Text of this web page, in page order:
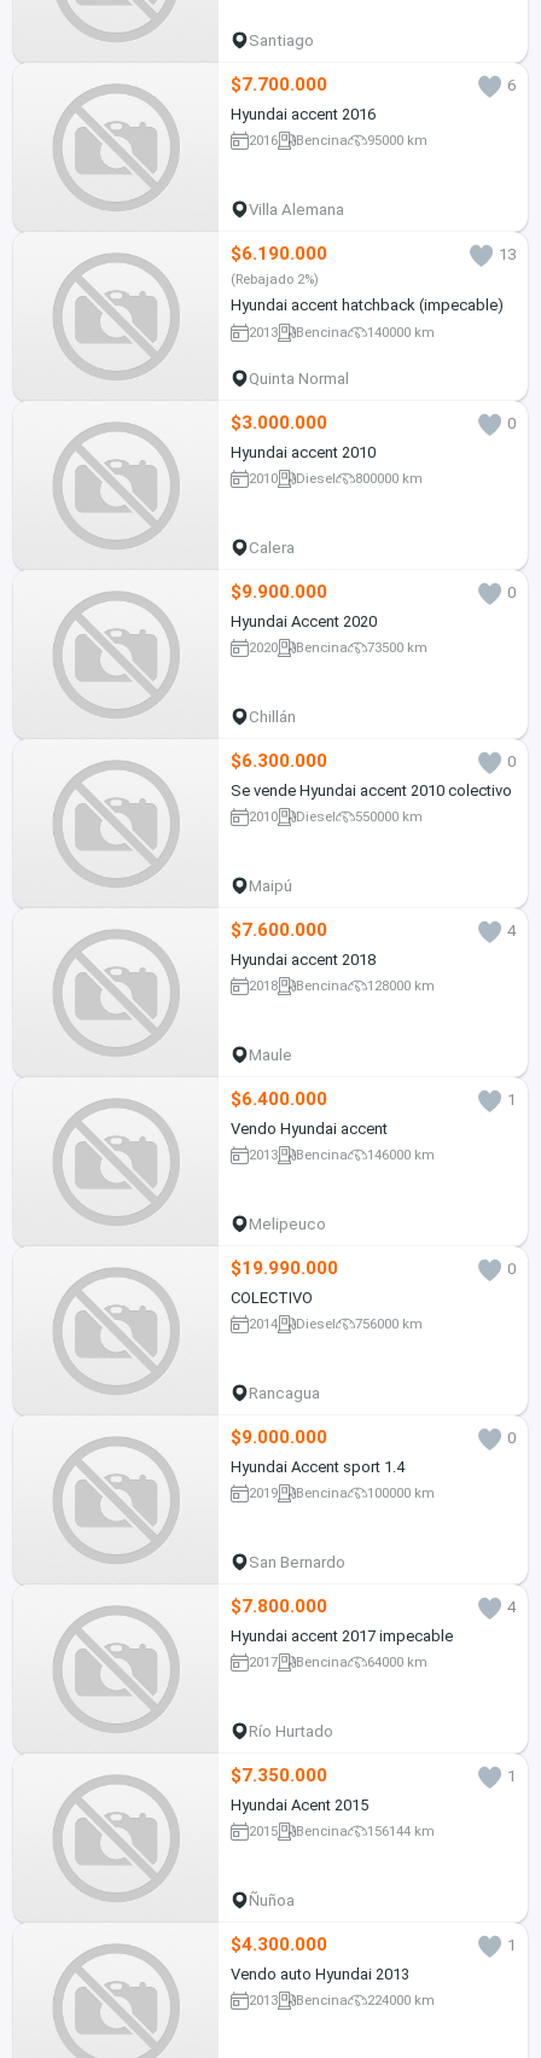
Santiago
$7.700.000
6
Hyundai accent 2016
2016 Bencina 95000 km
Villa Alemana
$6.190.000 13
(Rebajado 2%)
Hyundai accent hatchback (impecable)
2013 Bencina 140000 km
Quinta Normal
$3.000.000
0
Hyundai accent 2010
2010 Diesel 800000 km
Calera
$9.900.000
0
Hyundai Accent 2020
2020 Bencina 73500 km
Chillán
$6.300.000
0
Se vende Hyundai accent 2010 colectivo
2010 Diesel 550000 km
Maipú
$7.600.000
4
Hyundai accent 2018
2018 Bencina 128000 km
Maule
$6.400.000
1
Vendo Hyundai accent
2013 Bencina 146000 km
Melipeuco
$19.990.000
0
COLECTIVO
2014 Diesel 756000 km
Rancagua
$9.000.000
0
Hyundai Accent sport 1.4
2019 Bencina 100000 km
San Bernardo
$7.800.000
4
Hyundai accent 2017 impecable
2017 Bencina 64000 km
Río Hurtado
$7.350.000
1
Hyundai Acent 2015
2015 Bencina 156144 km
Ñuñoa
$4.300.000
1
Vendo auto Hyundai 2013
2013 Bencina 224000 km